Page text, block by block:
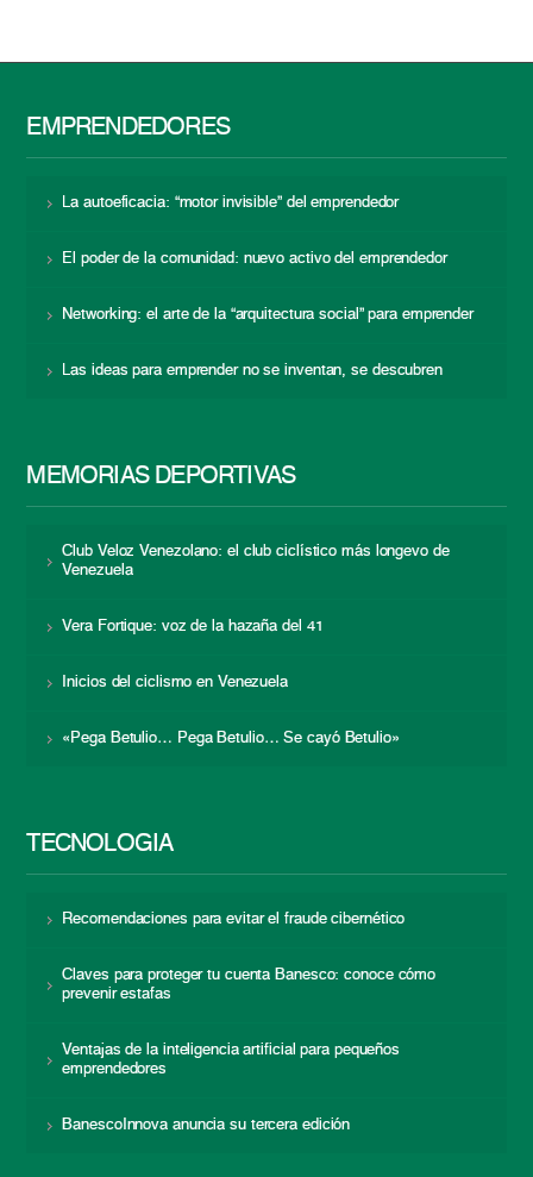
EMPRENDEDORES
La autoeficacia: “motor invisible” del emprendedor
El poder de la comunidad: nuevo activo del emprendedor
Networking: el arte de la “arquitectura social” para emprender
Las ideas para emprender no se inventan, se descubren
MEMORIAS DEPORTIVAS
Club Veloz Venezolano: el club ciclístico más longevo de
Venezuela
Vera Fortique: voz de la hazaña del 41
Inicios del ciclismo en Venezuela
«Pega Betulio… Pega Betulio… Se cayó Betulio»
TECNOLOGÍA
Recomendaciones para evitar el fraude cibernético
Claves para proteger tu cuenta Banesco: conoce cómo
prevenir estafas
Ventajas de la inteligencia artificial para pequeños
emprendedores
BanescoInnova anuncia su tercera edición